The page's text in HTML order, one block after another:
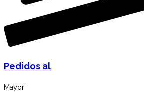
Pedidos al
Mayor